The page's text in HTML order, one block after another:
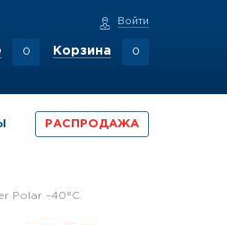
0 0
Корзина
Войти
РАСПРОДАЖА
Polar –40°C